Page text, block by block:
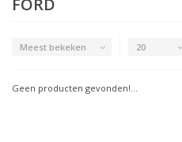
FORD
Meest bekeken 20
Geen producten gevonden!...